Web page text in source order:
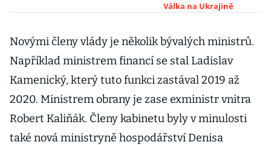
pomoc Ukrajině.
samo sobě
Válka na Ukrajině
Novými členy vlády je několik bývalých ministrů.
Například ministrem financí se stal Ladislav
Kamenický, který tuto funkci zastával 2019 až
2020. Ministrem obrany je zase exministr vnitra
Robert Kaliňák. Členy kabinetu byly v minulosti
také nová ministryně hospodářství Denisa